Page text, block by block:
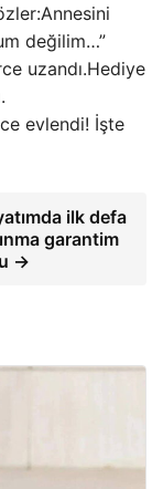
Annesini
değilim…”
Hediye
evlendi! İşte
ilk defa
garantim
→